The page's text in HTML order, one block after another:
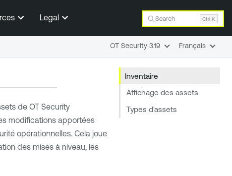
Legal Search Ctrl K
Inventaire
Affichage des assets
Types d'assets
de OT Security
modifications apportées
opérationnelles. Cela joue
des mises à niveau, les
OT Security 3.19 Français